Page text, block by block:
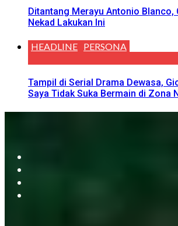
Ditantang Merayu Antonio Blanco,
Nekad Lakukan Ini
HEADLINE PERSONA
Tampil di Serial Drama Dewasa,
Saya Tidak Suka Bermain di Zona